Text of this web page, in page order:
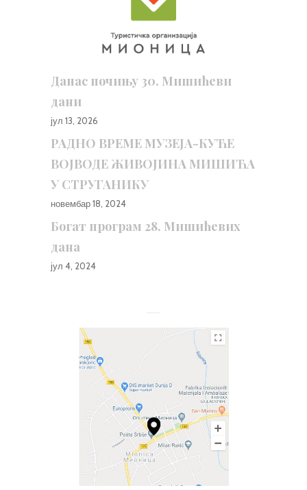
Данас почињу 30. Мишићеви
дани
јул 13, 2026
РАДНО ВРЕМЕ МУЗЕЈА-КУЋЕ
ВОЈВОДЕ ЖИВОЈИНА МИШИЋА
У СТРУГАНИКУ
новембар 18, 2024
Богат програм 28. Мишићевих
дана
јул 4, 2024